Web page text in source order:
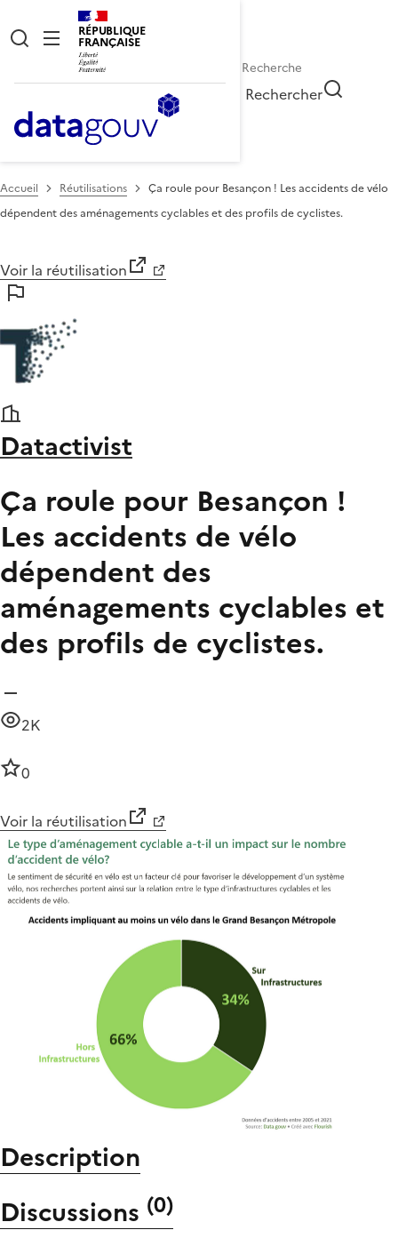
RÉPUBLIQUE
FRANÇAISE
Rechercher
Accueil Réutilisations
Ça roule pour Besançon ! Les accidents de vélo
dépendent des aménagements cyclables et des profils de cyclistes.
Voir la réutilisation
Datactivist
Ça roule pour Besançon !
Les accidents de vélo
dépendent des
aménagements cyclables et
des profils de cyclistes.
2K
0
Voir la réutilisation
Description
Discussions (0)